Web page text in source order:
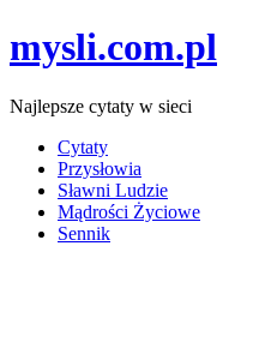
mysli.com.pl
Najlepsze cytaty w sieci
Cytaty
Przysłowia
Sławni Ludzie
Mądrości Życiowe
Sennik